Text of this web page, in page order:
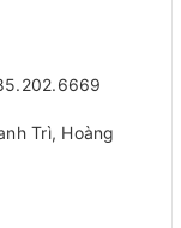
Trì, Hoàng